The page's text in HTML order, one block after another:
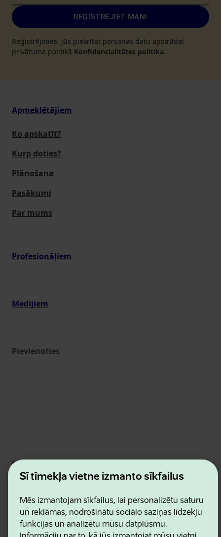
Šī tīmekļa vietne izmanto sīkfailus
Mēs izmantojam sīkfailus, lai personalizētu saturu
un reklāmas, nodrošinātu sociālo saziņas līdzekļu
funkcijas un analizētu mūsu datplūsmu.
REĢISTRĒJIET MANI
Reģistrējoties, jūs piekrītat personas datu apstrādei
privātuma politikā Konfidencialitātes politika.
Apmeklētājiem
Ko apskatīt?
Kurp doties?
Plānošana
Pasākumi
Par mums
Profesionāļiem
Medijiem
Pievienoties
Estonian Business and Innovation Agency
Kontakti
Sadarbības partneri
Sīkdatņu un konfidencialitātes politika